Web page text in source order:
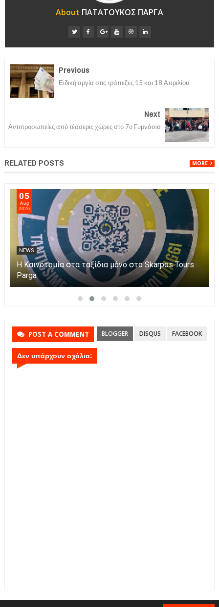
About ΠΑΤΑΤΟΥΚΟΣ ΠΑΡΓΑ
Previous
Ειδική αργία στις τράπεζες 15 και 18 Απριλίου
Next
Αντιπροσωπείες από τέσσερις χώρες στο 7ο Γυμνάσιο
RELATED POSTS MORE
05
Aug
2026
NEWS
Η Καινοτομία στα ταξίδια μόνο στο Skarpos Tours
Parga
POST A COMMENT BLOGGER DISQUS FACEBOOK
Δεν υπάρχουν σχόλια: